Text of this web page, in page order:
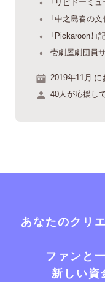
「中之島春の
「Pickaroon！
壱劇屋劇団員
2019年11月 に
40人が応援し
あなたのクリ
ファンと
新しい資